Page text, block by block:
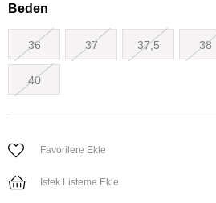
Beden
36 37 37,5 38
40
Favorilere Ekle
İstek Listeme Ekle